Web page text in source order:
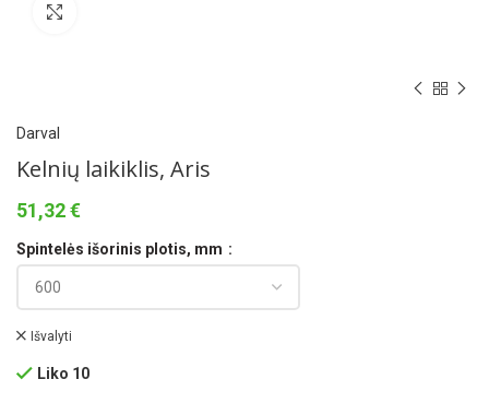
Darval
Kelnių laikiklis, Aris
51,32€
Spintelės išorinis plotis, mm
Išvalyti
Liko 10